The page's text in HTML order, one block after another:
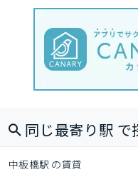
同じ最寄り駅 で
中板橋駅 の賃貸